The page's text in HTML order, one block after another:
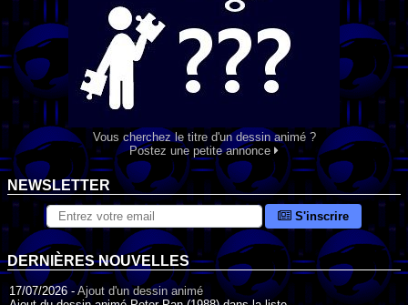
Vous cherchez le titre d'un dessin animé ?
Postez une petite annonce
NEWSLETTER
S'inscrire
DERNIÈRES NOUVELLES
17/07/2026 -Ajout d'un dessin animé